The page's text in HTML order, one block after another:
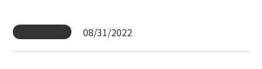
08/31/2022